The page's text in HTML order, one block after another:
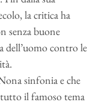
la critica ha
senza buone
dell’uomo contro le
sinfonia e che
il famoso tema